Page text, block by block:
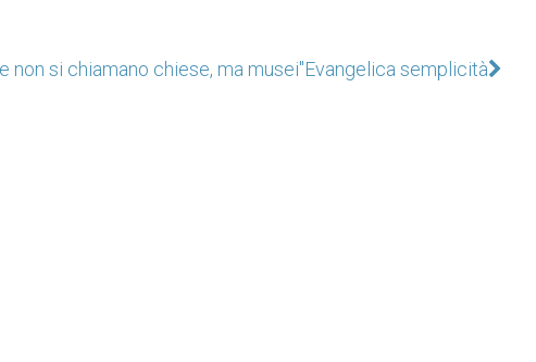
non si chiamano chiese, ma musei"Evangelica semplicità